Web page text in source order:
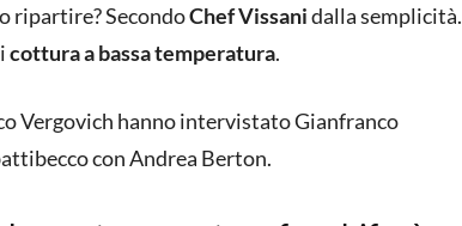
ripartire? SecondoChef Vissanidalla semplicità.
cottura a bassa temperatura.
Vergovich hanno intervistato Gianfranco
con Andrea Berton.